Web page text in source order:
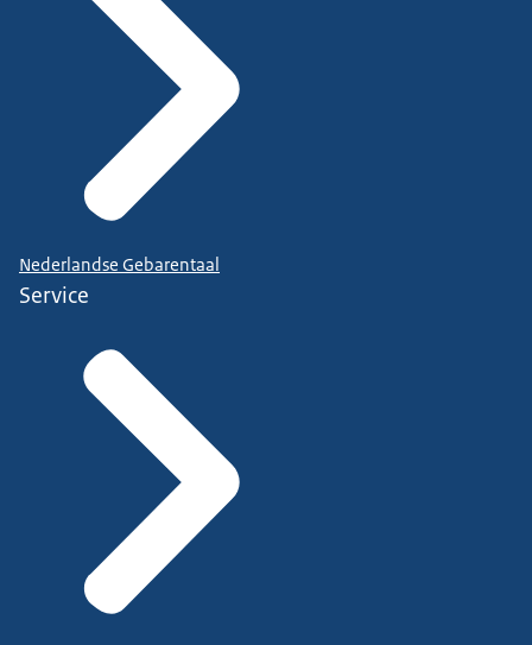
Nederlandse Gebarentaal
Service